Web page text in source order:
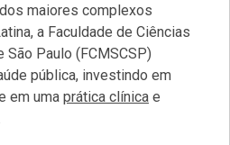
maiores complexos
a Faculdade de Ciências
São Paulo (FCMSCSP)
pública, investindo em
em uma prática clínica e